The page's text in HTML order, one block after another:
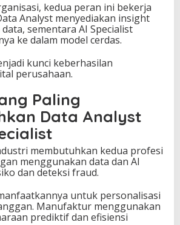
kedua peran ini bekerja
Analyst menyediakan insight
sementara AI Specialist
ke dalam model cerdas.
kunci keberhasilan
perusahaan.
Paling
Data Analyst
membutuhkan kedua profesi
menggunakan data dan AI
dan deteksi fraud.
untuk personalisasi
Manufaktur menggunakan
prediktif dan efisiensi